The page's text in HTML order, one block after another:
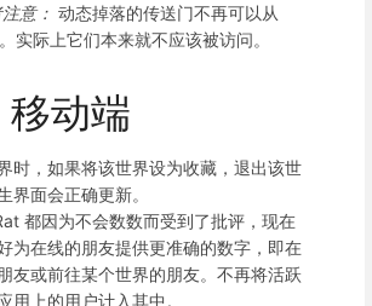
意： 动态掉落的传送门不再可以从
实际上它们本来就不应该被访问。
动端
时，如果将该世界设为收藏，退出该世
界面会正确更新。
都因为不会数数而受到了批评，现在
为在线的朋友提供更准确的数字，即在
友或前往某个世界的朋友。不再将活跃
用上的用户计入其中。